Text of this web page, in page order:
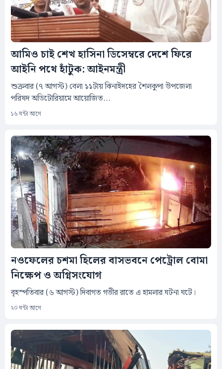
আমিও চাই শেখ হাসিনা ডিসেম্বরে দেশে ফিরে
আইনি পথে হাঁটুক: আইনমন্ত্রী
শুক্রবার (৭ আগস্ট) বেলা ১১টায় ঝিনাইদহের শৈলকুপা উপজেলা
পরিষদ অডিটোরিয়ামে আয়োজিত...
১৬ ঘন্টা আগে
নওফেলের চশমা হিলের বাসভবনে পেট্রোল বোমা
নিক্ষেপ ও অগ্নিসংযোগ
বৃহস্পতিবার (৬ আগস্ট) দিবাগত গভীর রাতে এ হামলার ঘটনা ঘটে।
২০ ঘন্টা আগে